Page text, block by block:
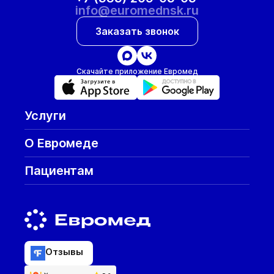
info@euromednsk.ru
Заказать звонок
Скачайте приложение Евромед
Услуги
О Евромеде
Пациентам
Отзывы